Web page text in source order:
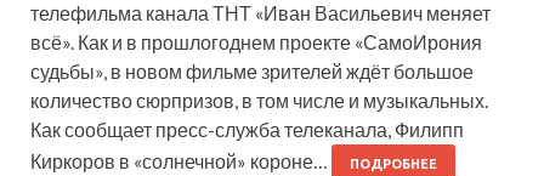
телефильма канала ТНТ «Иван Васильевич меняет
всё». Как и в прошлогоднем проекте «СамоИрония
судьбы», в новом фильме зрителей ждёт большое
количество сюрпризов, в том числе и музыкальных.
Как сообщает пресс-служба телеканала, Филипп
Киркоров в «солнечной» короне…
ПОДРОБНЕЕ